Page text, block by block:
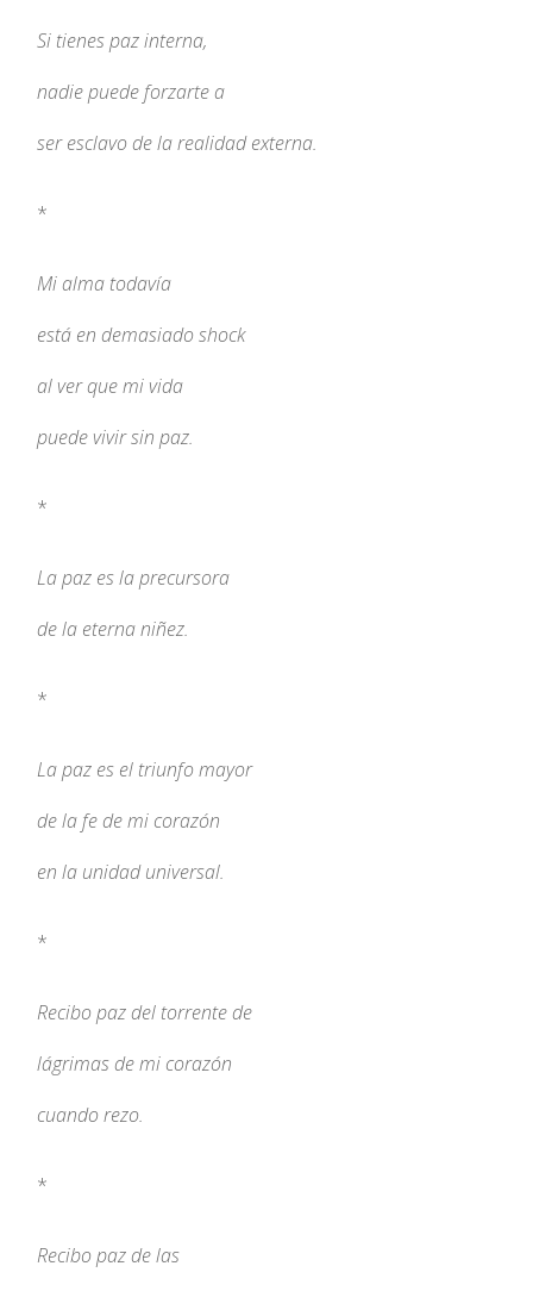
Si tienes paz interna,
nadie puede forzarte a
ser esclavo de la realidad externa.
*
Mi alma todavía
está en demasiado shock
al ver que mi vida
puede vivir sin paz.
*
La paz es la precursora
de la eterna niñez.
*
La paz es el triunfo mayor
de la fe de mi corazón
en la unidad universal.
*
Recibo paz del torrente de
lágrimas de mi corazón
cuando rezo.
*
Recibo paz de las